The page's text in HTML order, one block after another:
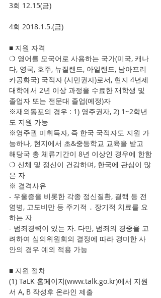
3회 12.15(금)
4회 2018.1.5.(금)
■ 지원 자격
❍ 영어를 모국어로 사용하는 국가(미국, 캐나
다, 영국, 호주, 뉴질랜드, 아일랜드, 남아프리
카공화국) 국적자 (시민권자)로서, 현지 4년제
대학에서 2년 이상 과정을 수료한 재학생 및
졸업자 또는 전문대 졸업(예정)자
※재외동포의 경우 : 1) 영주권자, 2) 1~2학년
도 지원 가능
※영주권 미취득자, 즉 한국 국적자도 지원 가
능하나, 현지에서 초&중등학교 교육을 받고
해당국 총 체류기간이 8년 이상인 경우에 한함
❍ 신체 및 정신이 건강하며, 한국에 관심이 많
은 자
※ 결격사유
- 우울증을 비롯한 각종 정신질환, 결핵 등 전
염병, 고도비만 등 주기적 ․ 장기적 치료를 요
하는 자
- 범죄경력이 있는 자. 다만, 범죄의 경중을 고
려하여 심의위원회의 결정에 따라 경미한 사
안의 경우 예외 적용 가능
■ 지원 절차
(1) TaLK 홈페이지(www.talk.go.kr)에서 지원
서 A, B 작성후 온라인 제출